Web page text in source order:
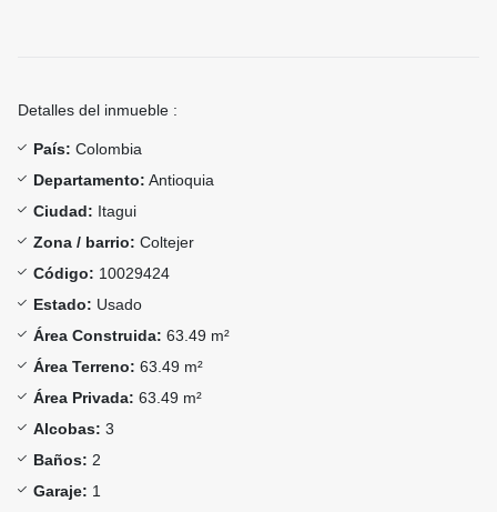
Detalles del inmueble :
País: Colombia
Departamento: Antioquia
Ciudad: Itagui
Zona / barrio: Coltejer
Código: 10029424
Estado: Usado
Área Construida: 63.49 m²
Área Terreno: 63.49 m²
Área Privada: 63.49 m²
Alcobas: 3
Baños: 2
Garaje: 1